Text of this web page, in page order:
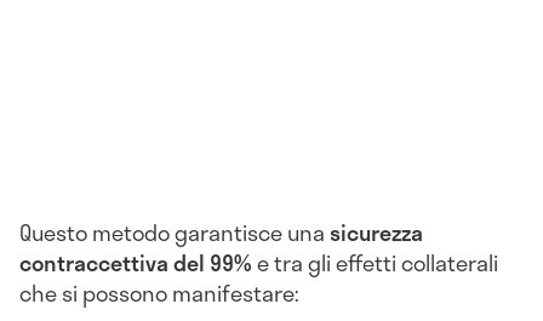
Questo metodo garantisce unasicurezza
contraccettiva del 99%e tra gli effetti collaterali
che si possono manifestare: